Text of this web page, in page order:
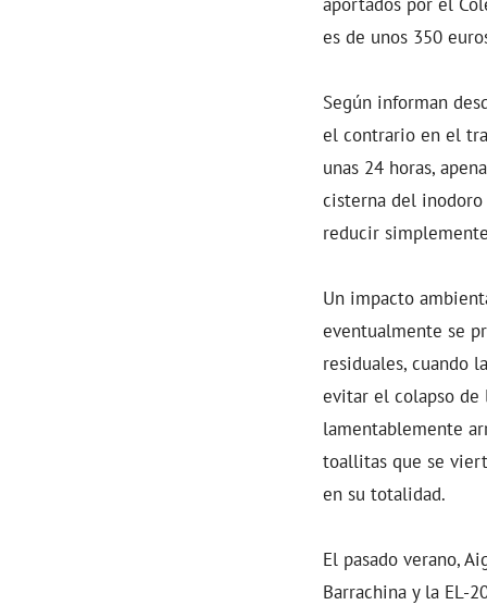
es de unos 350
Según informan
el contrario en el
unas 24 horas,
cisterna del
reducir
Un impacto
eventualmente se
residuales, cuando
evitar el colapso de
lamentablemente
toallitas que se
en su totalidad.
El pasado verano,
Barrachina y la EL-